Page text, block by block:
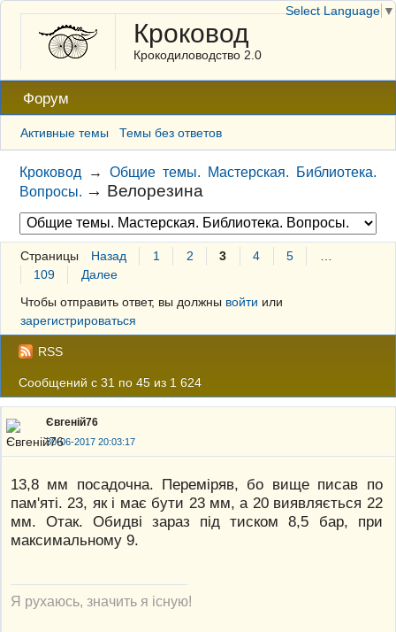
Кроковод
Крокодиловодство 2.0
Форум
Активные темы Темы без ответов
Кроковод →Общие темы. Мастерская. Библиотека.
Вопросы. → Велорезина
Страницы Назад 1 2 3 4 5
109
Далее
Чтобы отправить ответ, вы должны войти или
зарегистрироваться
RSS
Сообщений с 31 по 45 из 1 624
Євгеній76
30-06-2017 20:03:17
13,8 мм посадочна. Переміряв, бо вище писав по
пам'яті. 23, як і має бути 23 мм, а 20 виявляється 22
мм. Отак. Обидві зараз під тиском 8,5 бар, при
максимальному 9.
Я рухаюсь, значить я існую!
Select Language ▼